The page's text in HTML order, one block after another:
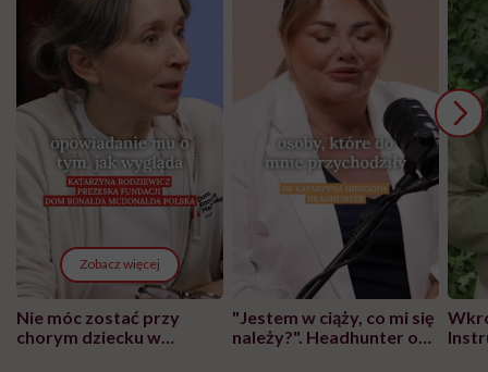
Zobacz więcej
Nie móc zostać przy
chorym dziecku w
"Jestem w ciąży, co mi się
należy?". Headhunter o